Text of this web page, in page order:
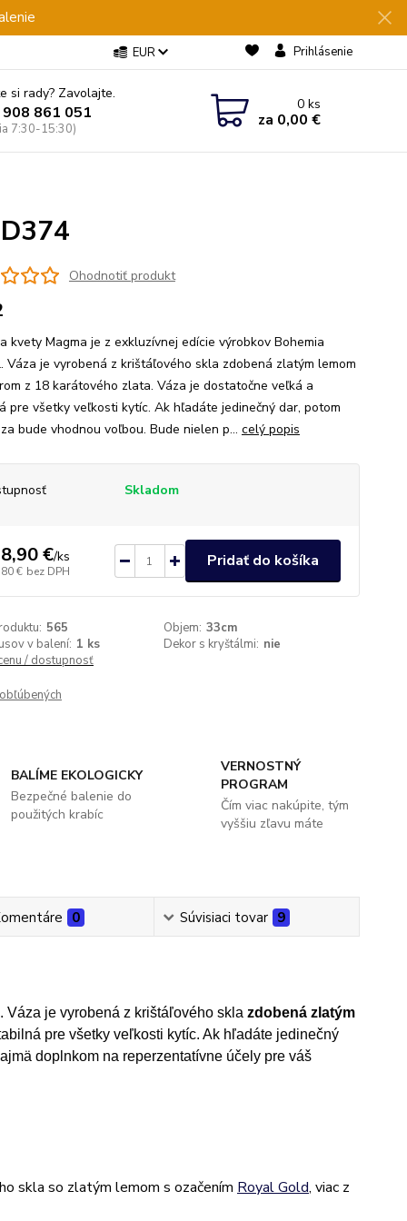
EUR Prihlásenie
si rady? Zavolajte.
861 051
7:30-15:30)
0ks
za 0,00 €
Ohodnotiť produkt
kvety Magma je z exkluzívnej edície výrobkov Bohemia
Váza je vyrobená z krištáľového skla zdobená zlatým lemom
z 18 karátového zlata. Váza je dostatočne veľká a
pre všetky veľkosti kytíc. Ak hľadáte jedinečný dar, potom
bude vhodnou voľbou. Bude nielen p... celý popis
Skladom
€/ks
€ bez DPH
Pridať do košíka
565 Objem: 33cm
v balení: 1 ks Dekor s kryštálmi: nie
/ dostupnosť
BALÍME EKOLOGICKY
Bezpečné balenie do
použitých krabíc
VERNOSTNÝ
PROGRAM
Čím viac nakúpite, tým
vyššiu zľavu máte
0 Súvisiaci tovar 9
je vyrobená z krištáľového skla zdobenázlatým
pre všetky veľkosti kytíc. Ak hľadáte jedinečný
doplnkom na reperzentatívne účely pre váš
skla so zlatým lemom s ozačením Royal Gold, viac z